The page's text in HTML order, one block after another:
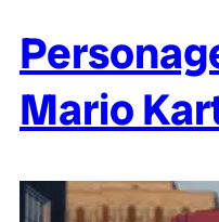
Mario